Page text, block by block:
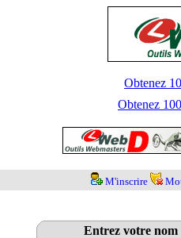
Obtenez
Obtenez
M'inscrire
Entrez votre nom